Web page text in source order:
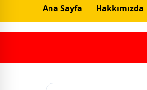
Ana Sayfa Hakkımızda